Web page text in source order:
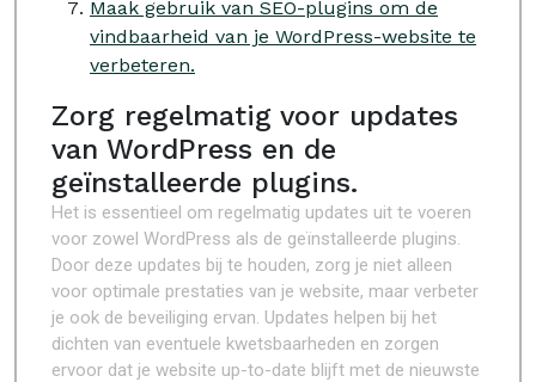
Maak gebruik van SEO-plugins om de
vindbaarheid van je WordPress-website te
verbeteren.
Zorg regelmatig voor updates
van WordPress en de
geïnstalleerde plugins.
Het is essentieel om regelmatig updates uit te voeren
voor zowel WordPress als de geïnstalleerde plugins.
Door deze updates bij te houden, zorg je niet alleen
voor optimale prestaties van je website, maar verbeter
je ook de beveiliging ervan. Updates helpen bij het
dichten van eventuele kwetsbaarheden en zorgen
ervoor dat je website up-to-date blijft met de nieuwste